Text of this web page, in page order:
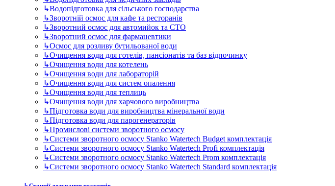
↳Водопідготовка для сільського господарства
↳Зворотній осмос для кафе та ресторанів
↳Зворотний осмос для автомийок та СТО
↳Зворотний осмос для фармацевтики
↳Осмос для розливу бутильованої води
↳Очищення води для готелів, пансіонатів та баз відпочинку
↳Очищення води для котелень
↳Очищення води для лабораторій
↳Очищення води для систем опалення
↳Очищення води для теплиць
↳Очищення води для харчового виробництва
↳Підготовка води для виробництва мінеральної води
↳Підготовка води для парогенераторів
↳Промислові системи зворотного осмосу
↳Системи зворотного осмосу Stanko Watertech Budget комплектація
↳Системи зворотного осмосу Stanko Watertech Profi комплектація
↳Системи зворотного осмосу Stanko Watertech Prom комплектація
↳Системи зворотного осмосу Stanko Watertech Standard комплектація